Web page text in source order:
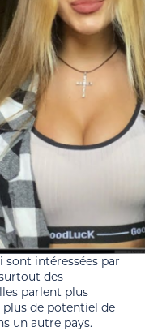
sont intéressées par
des
parlent plus
de potentiel de
un autre pays.